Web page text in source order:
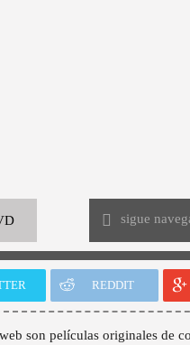
sigue
REDDIT
son películas originales de